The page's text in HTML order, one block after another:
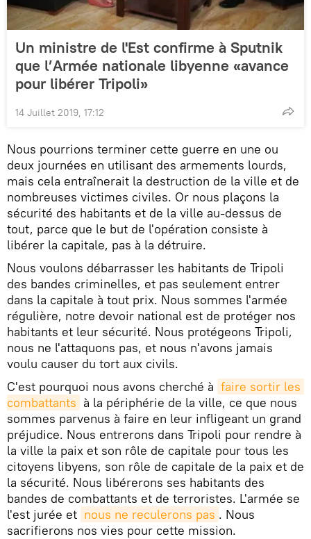
Un ministre de l'Est confirme à Sputnik
que l’Armée nationale libyenne «avance
pour libérer Tripoli»
14 Juillet 2019, 17:12
Nous pourrions terminer cette guerre en une ou
deux journées en utilisant des armements lourds,
mais cela entraînerait la destruction de la ville et de
nombreuses victimes civiles. Or nous plaçons la
sécurité des habitants et de la ville au-dessus de
tout, parce que le but de l'opération consiste à
libérer la capitale, pas à la détruire.
Nous voulons débarrasser les habitants de Tripoli
des bandes criminelles, et pas seulement entrer
dans la capitale à tout prix. Nous sommes l'armée
régulière, notre devoir national est de protéger nos
habitants et leur sécurité. Nous protégeons Tripoli,
nous ne l'attaquons pas, et nous n'avons jamais
voulu causer du tort aux civils.
C'est pourquoi nous avons cherché à faire sortir les
combattants à la périphérie de la ville, ce que nous
sommes parvenus à faire en leur infligeant un grand
préjudice. Nous entrerons dans Tripoli pour rendre à
la ville la paix et son rôle de capitale pour tous les
citoyens libyens, son rôle de capitale de la paix et de
la sécurité. Nous libérerons ses habitants des
bandes de combattants et de terroristes. L'armée se
l'est jurée et nous ne reculerons pas . Nous
sacrifierons nos vies pour cette mission.